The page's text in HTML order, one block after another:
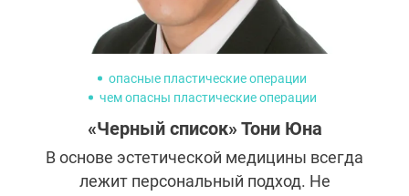
опасные пластические операции
чем опасны пластические операции
жертвы пластических операций +до +и после
«Черный список» Тони Юна
В основе эстетической медицины всегда
лежит персональный подход. Не